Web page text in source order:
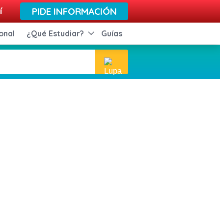
PIDE INFORMACIÓN
¿Qué Estudiar? Guías